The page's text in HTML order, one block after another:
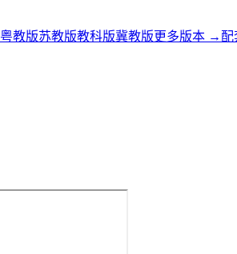
粤教版苏教版教科版冀教版更多版本 → 配